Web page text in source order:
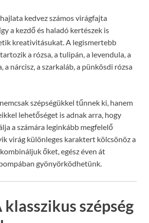
kedvez számos virágfajta
a kezdő és haladó kertészek is
kreativitásukat. A legismertebb
a rózsa, a tulipán, a levendula, a
a nárcisz, a szarkaláb, a pünkösdi rózsa
szépségükkel tűnnek ki, hanem
lehetőséget is adnak arra, hogy
a számára leginkább megfelelő
virág különleges karaktert kölcsönöz a
őket, egész éven át
gyönyörködhetünk.
klasszikus szépség